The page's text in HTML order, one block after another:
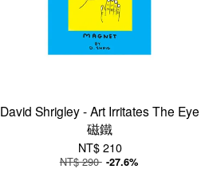
David Shrigley - Art Irritates The Eye
磁鐵
NT$ 210
NT$ 290 -27.6%